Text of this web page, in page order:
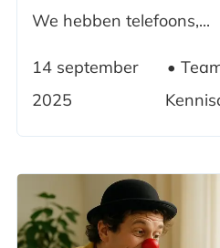
We hebben telefoons,...
14 september
2025